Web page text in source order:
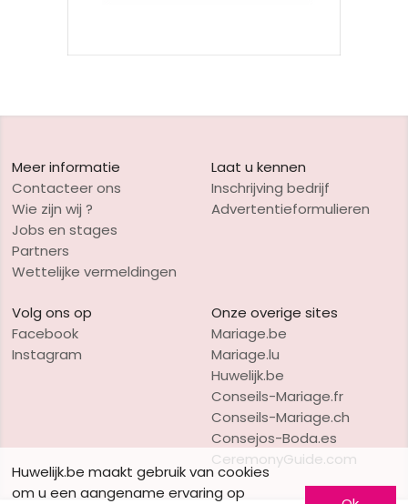
Meer informatie
Contacteer ons
Wie zijn wij ?
Jobs en stages
Partners
Wettelijke vermeldingen
Laat u kennen
Inschrijving bedrijf
Advertentieformulieren
Volg ons op
Facebook
Instagram
Onze overige sites
Mariage.be
Mariage.lu
Huwelijk.be
Conseils-Mariage.fr
Conseils-Mariage.ch
Consejos-Boda.es
CeremonyGuide.com
Huwelijk.be maakt gebruik van cookies
om u een aangename ervaring op